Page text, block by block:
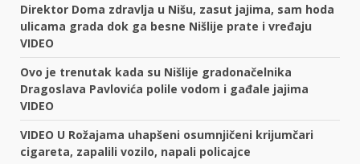
Direktor Doma zdravlja u Nišu, zasut jajima, sam hoda
ulicama grada dok ga besne Nišlije prate i vređaju
VIDEO
Ovo je trenutak kada su Nišlije gradonačelnika
Dragoslava Pavlovića polile vodom i gađale jajima
VIDEO
VIDEO U Rožajama uhapšeni osumnjičeni krijumčari
cigareta, zapalili vozilo, napali policajce